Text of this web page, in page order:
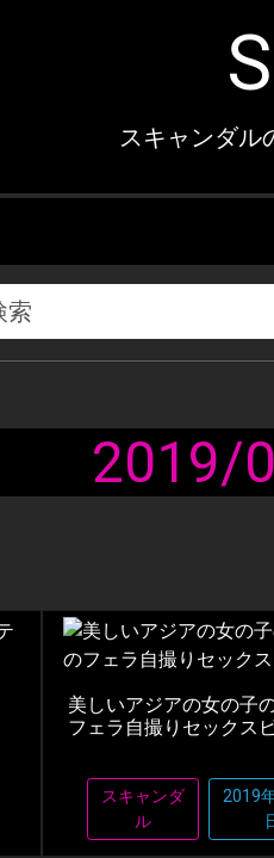
スキャンダル
2019/
美しいアジアの女の子
フェラ自撮りセックス
スキャンダ
ル
2019